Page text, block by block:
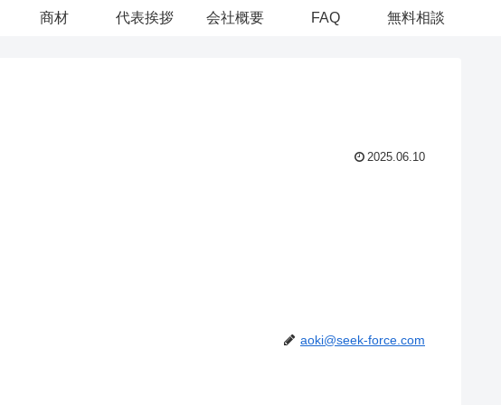
商材 代表挨拶 会社概要 FAQ 無料相談
2025.06.10
aoki@seek-force.com